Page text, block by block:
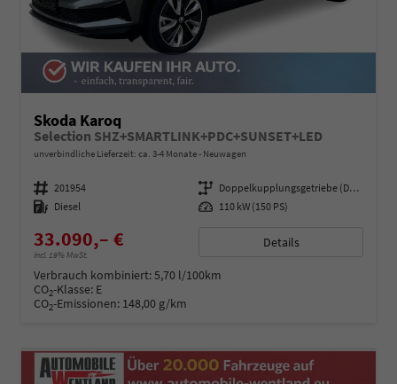
Skoda Karoq
Selection SHZ+SMARTLINK+PDC+SUNSET+LED
unverbindliche Lieferzeit: ca. 3-4 Monate Neuwagen
Fahrzeugnummer 201954 Getriebe
Doppelkupplungsgetriebe (DSG)
Kraftstoff Diesel Leistung 110 kW (150 PS)
33.090,– €
incl. 19% MwSt.
Details
Verbrauch kombiniert:5,70 l/100km
CO2-Klasse: E
CO2-Emissionen: 148,00 g/km